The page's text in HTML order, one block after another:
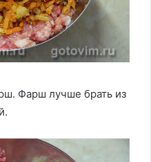
Фарш лучше брать из